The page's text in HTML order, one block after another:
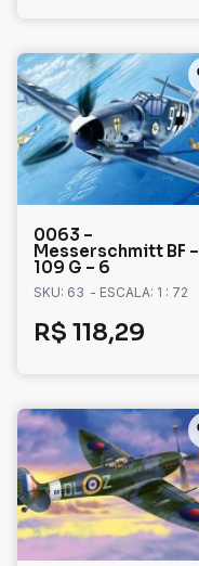
0063 –
Messerschmitt BF –
109 G – 6
SKU: 63 - ESCALA: 1 : 72
R$ 118,29